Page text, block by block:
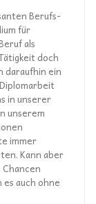
Berufs-
für
als
doch
daraufhin ein
in unserer
unserem
immer
Kann aber
auch ohne